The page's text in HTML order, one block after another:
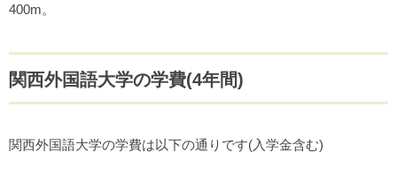
400m。
関西外国語大学の学費(4年間)
関西外国語大学の学費は以下の通りです(入学金含む)